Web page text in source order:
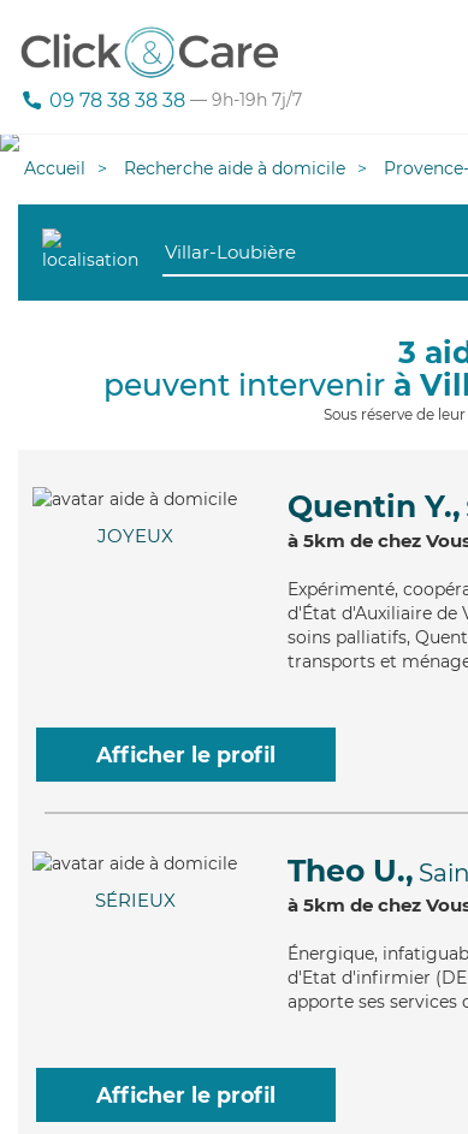
09 78 38 38 38 — 9h-19h 7j/7
Accueil Recherche aide à domicile
3
peuvent intervenir à
Sous réserve de
JOYEUX
Quentin Y.,
à 5km de chez
Expérimenté,
d'État d'Auxiliaire de
soins palliatifs,
transports et
Afficher le profil
SÉRIEUX
Theo U.,
à 5km de chez
Énergique,
d'Etat d'infirmier
apporte ses
Afficher le profil